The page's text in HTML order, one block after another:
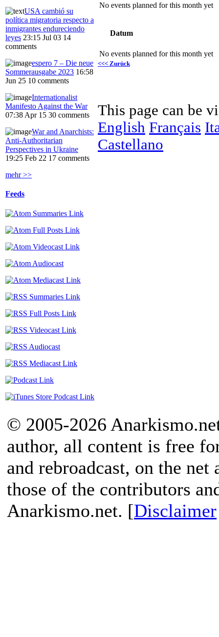
USA cambió su
política migratoria respecto a
inmigrantes endureciendo
leyes 23:15 Jul 03 14
comments
espero 7 – Die neue
Sommerausgabe 2023 16:58
Jun 25 10 comments
Internationalist
Manifesto Against the War
07:38 Apr 15 30 comments
War and Anarchists:
Anti-Authoritarian
Perspectives in Ukraine
19:25 Feb 22 17 comments
mehr >>
Feeds
No events planned for this month yet
Datum
No events planned for this month yet
<<< Zurück
This page can be
English Français
Castellano
© 2005-2026
author, all content is free
and rebroadcast, on the
those of the contributors
Anarkismo.net. [Disclaimer